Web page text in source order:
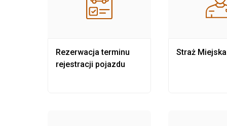
Rezerwacja terminu
rejestracji pojazdu
Straż Miejska